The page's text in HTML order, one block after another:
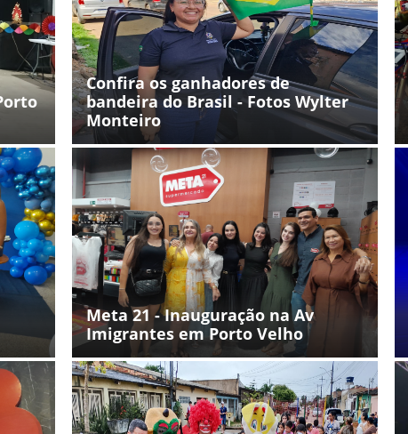
Confira os ganhadores de
bandeira do Brasil - Fotos Wylter
Monteiro
Meta 21 - Inauguração na Av
Imigrantes em Porto Velho